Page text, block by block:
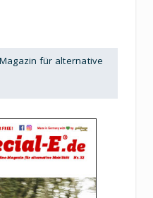
für alternative